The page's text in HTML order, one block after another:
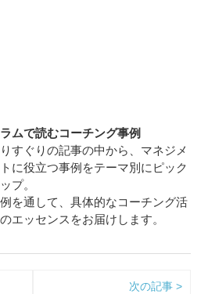
ムで読むコーチング事例
すぐりの記事の中から、マネジメ
に役立つ事例をテーマ別にピック
プ。
を通して、具体的なコーチング活
エッセンスをお届けします。
次の記事 >